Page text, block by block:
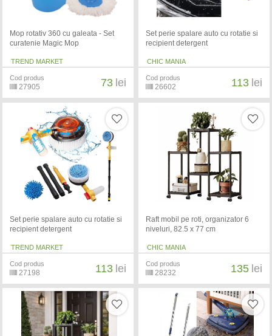
Mop rotativ 360 cu galeata - Set
curatenie Magic Mop
TREND MARKET
Cod produs
27905 73 lei
Set perie spalare auto cu rotatie si
recipient detergent
CHIC MANIA
Cod produs
26602 113 lei
Set perie spalare auto cu rotatie si
recipient detergent
TREND MARKET
Cod produs
27198 113 lei
Raft mobil pe roti, organizator 6
niveluri, 82.5 x 77 cm
CHIC MANIA
Cod produs
28232 135 lei